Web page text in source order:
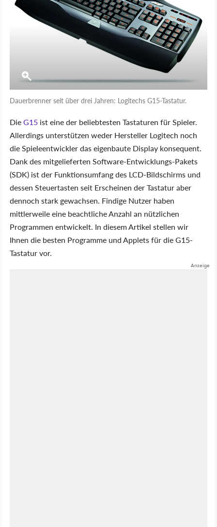
Dauerbrenner seit über drei Jahren: Logitechs G15-Tastatur.
DieG15 ist eine der beliebtesten Tastaturen für Spieler.
Allerdings unterstützen weder Hersteller Logitech noch
die Spieleentwickler das eigenbaute Display konsequent.
Dank des mitgelieferten Software-Entwicklungs-Pakets
(SDK) ist der Funktionsumfang des LCD-Bildschirms und
dessen Steuertasten seit Erscheinen der Tastatur aber
dennoch stark gewachsen. Findige Nutzer haben
mittlerweile eine beachtliche Anzahl an nützlichen
Programmen entwickelt. In diesem Artikel stellen wir
Ihnen die besten Programme und Applets für die G15-
Tastatur vor.